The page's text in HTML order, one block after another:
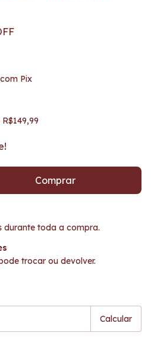
Pix
R$149,99
durante toda a compra.
trocar ou devolver.
Calcular